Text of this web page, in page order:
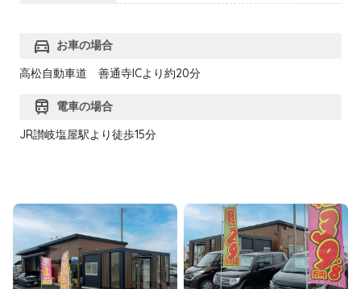
directions_car お車の場合
高松自動車道 善通寺ICより約20分
train
電車の場合
JR讃岐塩屋駅より徒歩15分